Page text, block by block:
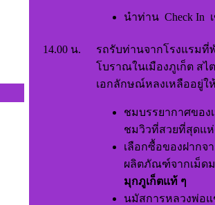
นำท่าน Check In
14.00 น. รถรับท่านจากโรงแรมที่
โบราณในเมืองภูเก็ต สไ
เอกลักษณ์หลงเหลืออยู่ใ
ชมบรรยากาศของ
ชมวิวที่สวยที่สุดแห่
เลือกซื้อของฝากจ
ผลิตภัณฑ์จากเม็ด
มุกภูเก็ตแท้ ๆ
นมัสการหลวงพ่อ